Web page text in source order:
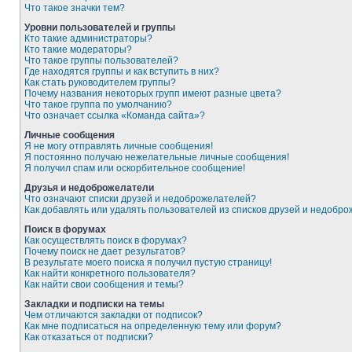
Что такое значки тем?
Уровни пользователей и группы
Кто такие администраторы?
Кто такие модераторы?
Что такое группы пользователей?
Где находятся группы и как вступить в них?
Как стать руководителем группы?
Почему названия некоторых групп имеют разные цвета?
Что такое группа по умолчанию?
Что означает ссылка «Команда сайта»?
Личные сообщения
Я не могу отправлять личные сообщения!
Я постоянно получаю нежелательные личные сообщения!
Я получил спам или оскорбительное сообщение!
Друзья и недоброжелатели
Что означают списки друзей и недоброжелателей?
Как добавлять или удалять пользователей из списков друзей и
Поиск в форумах
Как осуществлять поиск в форумах?
Почему поиск не дает результатов?
В результате моего поиска я получил пустую страницу!
Как найти конкретного пользователя?
Как найти свои сообщения и темы?
Закладки и подписки на темы
Чем отличаются закладки от подписок?
Как мне подписаться на определенную тему или форум?
Как отказаться от подписки?